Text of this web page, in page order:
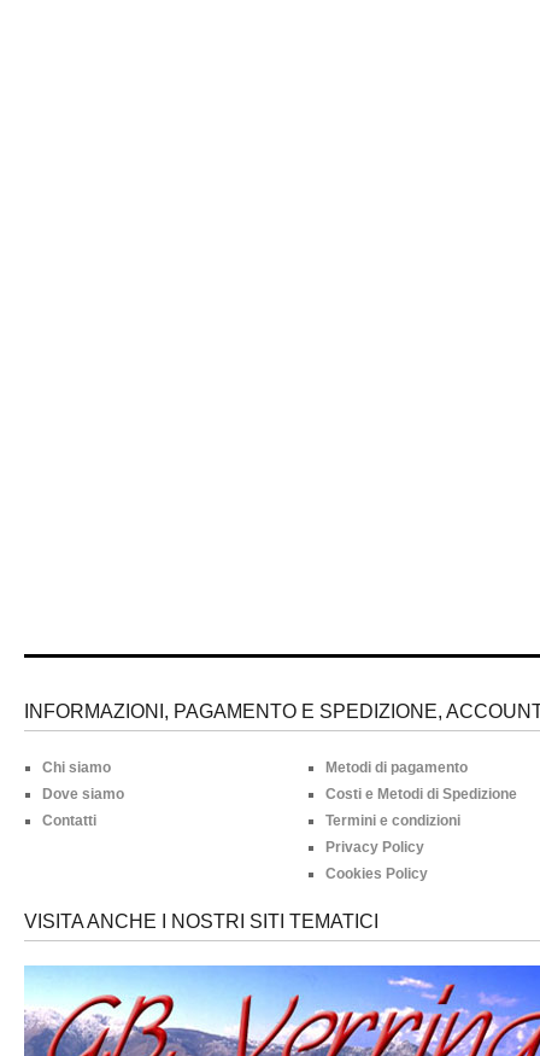
INFORMAZIONI, PAGAMENTO E SPEDIZIONE,
Chi siamo
Dove siamo
Contatti
Metodi di pagamento
Costi e Metodi di Spedizione
Termini e condizioni
Privacy Policy
Cookies Policy
VISITA ANCHE I NOSTRI SITI TEMATICI